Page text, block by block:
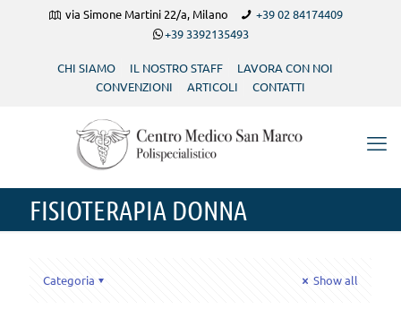
via Simone Martini 22/a, Milano
+39 02 84174409
+39 3392135493
CHI SIAMO IL NOSTRO STAFF
LAVORA CON NOI
CONVENZIONI
ARTICOLI CONTATTI
FISIOTERAPIA DONNA
Categoria Show all